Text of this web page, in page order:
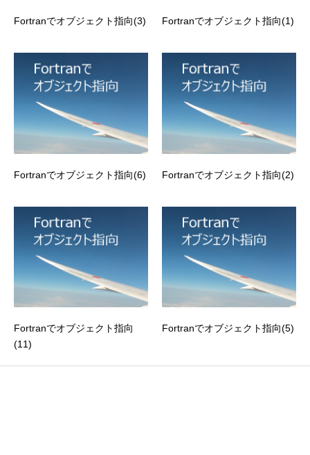
Fortranでオブジェクト指向(3) Fortranでオブジェクト指向(1)
Fortranでオブジェクト指向(6) Fortranでオブジェクト指向(2)
Fortranでオブジェクト指向
(11)
Fortranでオブジェクト指向(5)